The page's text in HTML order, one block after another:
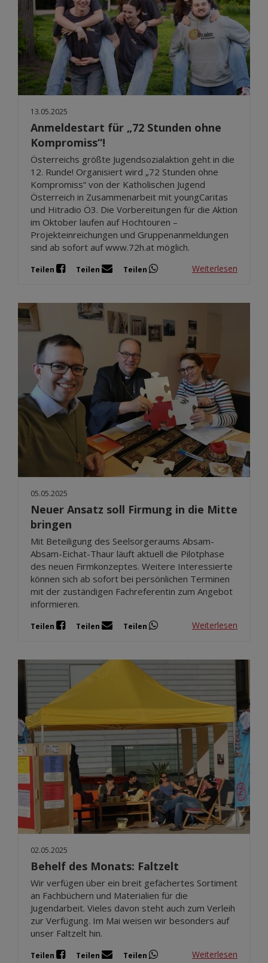
Apr 2026
Mär 2026
Feb 2026
Jan 2026
Dez 2025
Nov 2025
13.05.2025
Anmeldestart für „72 Stunden ohne
Kompromiss“!
Österreichs größte Jugendsozialaktion geht in die
12. Runde! Organisiert wird „72 Stunden ohne
Kompromiss“ von der Katholischen Jugend
Österreich in Zusammenarbeit mit youngCaritas
und Hitradio Ö3. Die Vorbereitungen für die Aktion
im Oktober laufen auf Hochtouren –
Projekteinreichungen und Gruppenanmeldungen
sind ab sofort auf www.72h.at möglich.
Teilen Teilen Teilen Weiterlesen
05.05.2025
Neuer Ansatz soll Firmung in die Mitte
bringen
Mit Beteiligung des Seelsorgeraums Absam-
Absam-Eichat-Thaur läuft aktuell die Pilotphase
des neuen Firmkonzeptes. Weitere Interessierte
können sich ab sofort bei persönlichen Terminen
mit der zuständigen Fachreferentin zum Angebot
informieren.
Teilen Teilen Teilen Weiterlesen
02.05.2025
Behelf des Monats: Faltzelt
Wir verfügen über ein breit gefächertes Sortiment
an Fachbüchern und Materialien für die
Jugendarbeit. Vieles davon steht auch zum Verleih
zur Verfügung. Im Mai weisen wir besonders auf
unser Faltzelt hin.
Teilen Teilen Teilen Weiterlesen